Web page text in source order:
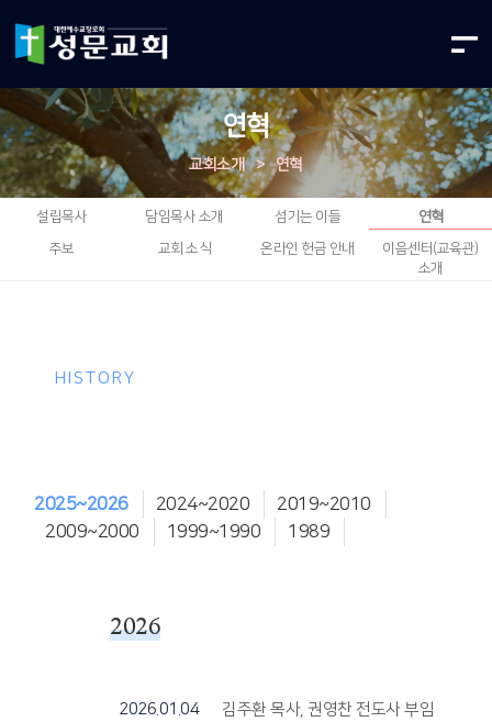
연혁
교회소개 > 연혁
설립목사 담임목사 소개 섬기는 이들 연혁
주보 교회 소식 온라인 헌금 안내
이음센터(교육관)
소개
HISTORY
2025~2026 2024~2020
2019~2010
2009~2000
1999~1990 1989
2026
2026.01.04 김주환 목사, 권영찬 전도사 부임